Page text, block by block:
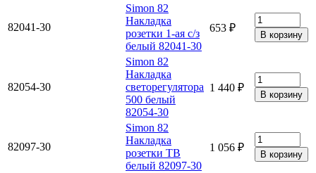
82041-30
Simon 82
Накладка
розетки 1-ая с/з
белый 82041-30
653 ₽
82054-30
Simon 82
Накладка
светорегулятора
500 белый
82054-30
1 440 ₽
82097-30
Simon 82
Накладка
розетки ТВ
белый 82097-30
1 056 ₽